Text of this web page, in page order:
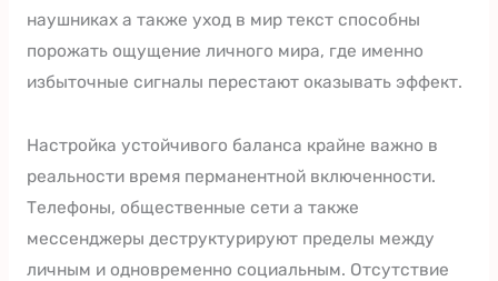
наушниках а также уход в мир текст способны
порожать ощущение личного мира, где именно
избыточные сигналы перестают оказывать эффект.
Настройка устойчивого баланса крайне важно в
реальности время перманентной включенности.
Телефоны, общественные сети а также
мессенджеры деструктурируют пределы между
личным и одновременно социальным. Отсутствие